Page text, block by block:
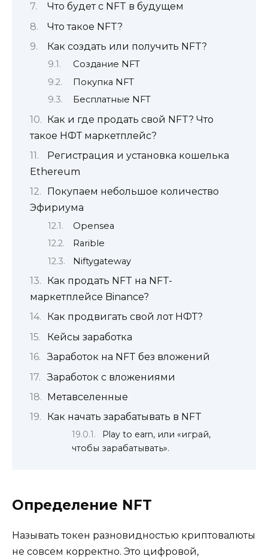
Что будет с NFT в будущем
Что такое NFT?
Как создать или получить NFT?
Создание NFT
Покупка NFT
Бесплатные NFT
Как и где продать свой NFT? Что
такое НФТ маркетплейс?
Регистрация и установка кошелька
Ethereum
Покупаем небольшое количество
Эфириума
Opensea
Rarible
Niftygateway
Как продать NFT на NFT-
маркетплейсе Binance?
Как продвигать свой лот НФТ?
Кейсы заработка
Заработок на NFT без вложений
Заработок с вложениями
Метавселенные
Как начать зарабатывать в NFT
Play to earn, или «играй,
чтобы зарабатывать».
Определение NFT
Называть токен разновидностью криптовалюты
не совсем корректно. Это цифровой,